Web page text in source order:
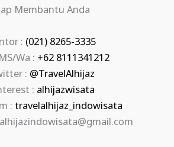
Membantu Anda
: (021) 8265-3335
Wa : +62 8111341212
: @TravelAlhijaz
: alhijazwisata
: travelalhijaz_indowisata